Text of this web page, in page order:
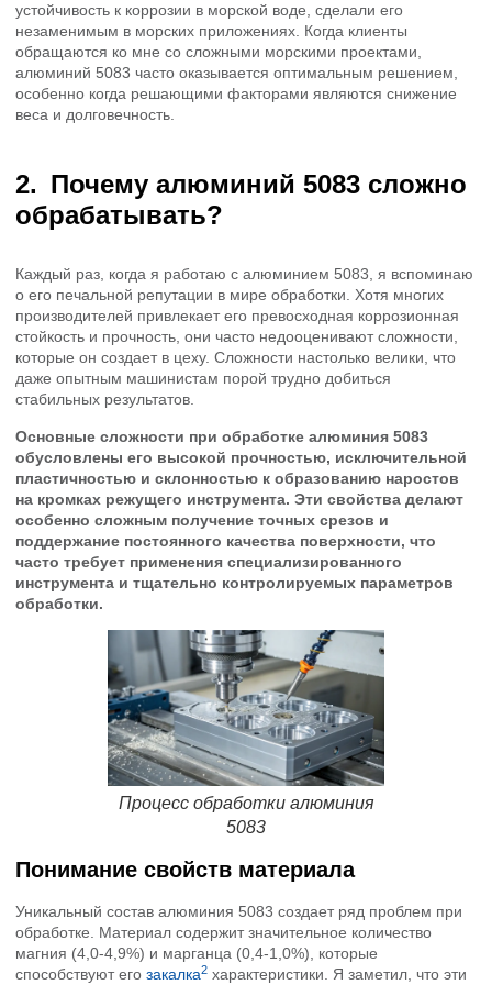
устойчивость к коррозии в морской воде, сделали его
незаменимым в морских приложениях. Когда клиенты
обращаются ко мне со сложными морскими проектами,
алюминий 5083 часто оказывается оптимальным решением,
особенно когда решающими факторами являются снижение
веса и долговечность.
Почему алюминий 5083 сложно
обрабатывать?
Каждый раз, когда я работаю с алюминием 5083, я вспоминаю
о его печальной репутации в мире обработки. Хотя многих
производителей привлекает его превосходная коррозионная
стойкость и прочность, они часто недооценивают сложности,
которые он создает в цеху. Сложности настолько велики, что
даже опытным машинистам порой трудно добиться
стабильных результатов.
Основные сложности при обработке алюминия 5083
обусловлены его высокой прочностью, исключительной
пластичностью и склонностью к образованию наростов
на кромках режущего инструмента. Эти свойства делают
особенно сложным получение точных срезов и
поддержание постоянного качества поверхности, что
часто требует применения специализированного
инструмента и тщательно контролируемых параметров
обработки.
Процесс обработки алюминия
5083
Понимание свойств материала
Уникальный состав алюминия 5083 создает ряд проблем при
обработке. Материал содержит значительное количество
магния (4,0-4,9%) и марганца (0,4-1,0%), которые
способствуют его закалка2 характеристики. Я заметил, что эти